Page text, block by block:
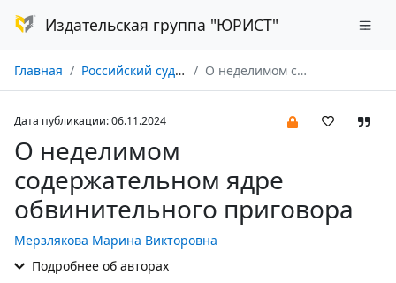
Издательская группа "ЮРИСТ"
Главная Российский судья № 12/2024 О неделимом содержательном ядре обвинительного приговора
Дата публикации: 06.11.2024
О неделимом
содержательном ядре
обвинительного приговора
Мерзлякова Марина Викторовна
Подробнее об авторах